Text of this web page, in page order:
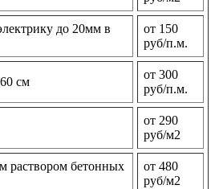
до 20мм в
от 150
руб/п.м.
см
от 300
руб/п.м.
от 290
руб/м2
раствором бетонных
от 480
руб/м2